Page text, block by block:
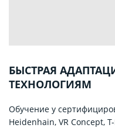
БЫСТРАЯ
ТЕХНОЛОГИЯМ
Обучение у
Heidenhain, VR Concept,